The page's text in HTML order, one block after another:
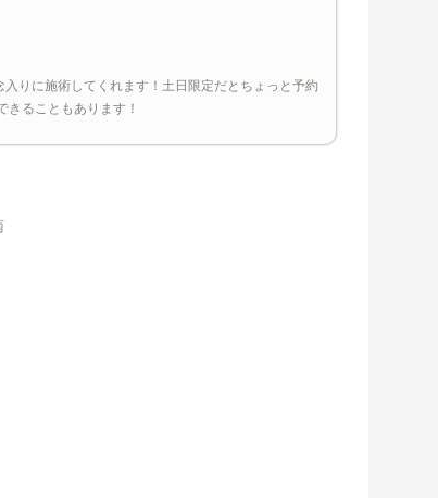
りに施術してくれます！土日限定だとちょっと予約
ることもあります！